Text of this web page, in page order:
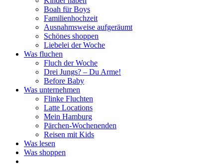
Boah für Boys
Familienhochzeit
Ausnahmsweise aufgeräumt
Schönes shoppen
Liebelei der Woche
Was fluchen
Fluch der Woche
Drei Jungs? – Du Arme!
Before Baby
Was unternehmen
Flinke Fluchten
Latte Locations
Mein Hamburg
Pärchen-Wochenenden
Reisen mit Kids
Was lesen
Was shoppen